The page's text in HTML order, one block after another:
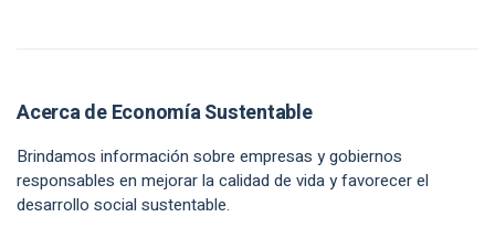
Acerca de Economía Sustentable
Brindamos información sobre empresas y gobiernos
responsables en mejorar la calidad de vida y favorecer el
desarrollo social sustentable.